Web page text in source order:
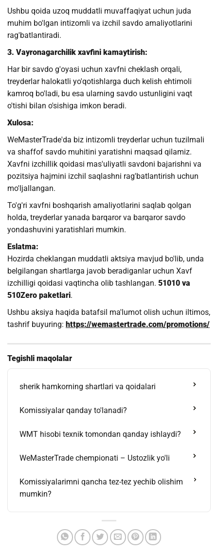
Ushbu qoida uzoq muddatli muvaffaqiyat uchun juda
muhim bo'lgan intizomli va izchil savdo amaliyotlarini
rag'batlantiradi.
3. Vayronagarchilik xavfini kamaytirish:
Har bir savdo g'oyasi uchun xavfni cheklash orqali,
treyderlar halokatli yo'qotishlarga duch kelish ehtimoli
kamroq bo'ladi, bu esa ularning savdo ustunligini vaqt
o'tishi bilan o'sishiga imkon beradi.
Xulosa:
WeMasterTrade'da biz intizomli treyderlar uchun tuzilmali
va shaffof savdo muhitini yaratishni maqsad qilamiz.
Xavfni izchillik qoidasi mas'uliyatli savdoni bajarishni va
pozitsiya hajmini izchil saqlashni rag'batlantirish uchun
mo'ljallangan.
To'g'ri xavfni boshqarish amaliyotlarini saqlab qolgan
holda, treyderlar yanada barqaror va barqaror savdo
yondashuvini yaratishlari mumkin.
Eslatma:
Hozirda cheklangan muddatli aktsiya mavjud bo'lib, unda
belgilangan shartlarga javob beradiganlar uchun Xavf
izchilligi qoidasi vaqtincha olib tashlangan. 51010 va
510Zero paketlari.
Ushbu aksiya haqida batafsil ma'lumot olish uchun iltimos,
tashrif buyuring: https://wemastertrade.com/promotions/
Tegishli maqolalar
sherik hamkorning shartlari va qoidalari
Komissiyalar qanday to'lanadi?
WMT hisobi texnik tomondan qanday ishlaydi?
WeMasterTrade chempionati – Ustozlik yo'li
Komissiyalarimni qancha tez-tez yechib olishim
mumkin?